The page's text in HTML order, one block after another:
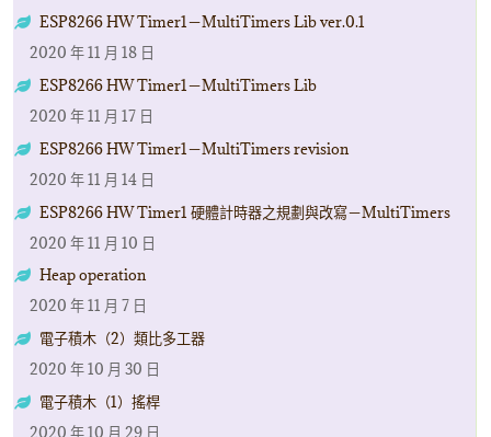
ESP8266 HW Timer1－MultiTimers Lib ver.0.1
2020 年 11 月 18 日
ESP8266 HW Timer1－MultiTimers Lib
2020 年 11 月 17 日
ESP8266 HW Timer1－MultiTimers revision
2020 年 11 月 14 日
ESP8266 HW Timer1 硬體計時器之規劃與改寫－MultiTimers
2020 年 11 月 10 日
Heap operation
2020 年 11 月 7 日
電子積木（2）類比多工器
2020 年 10 月 30 日
電子積木（1）搖桿
2020 年 10 月 29 日